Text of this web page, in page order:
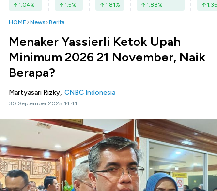
1.04% 1.5% 1.81% 1.88% 1.35
HOME News Berita
Menaker Yassierli Ketok Upah
Minimum 2026 21 November, Naik
Berapa?
Martyasari Rizky, CNBC Indonesia
30 September 2025 14:41